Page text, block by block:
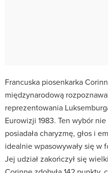
Francuska piosenkarka
międzynarodową
reprezentowania
Eurowizji 1983. Ten wybór
posiadała charyzmę, głos i
idealnie wpasowywały się w
Jej udział zakończył się